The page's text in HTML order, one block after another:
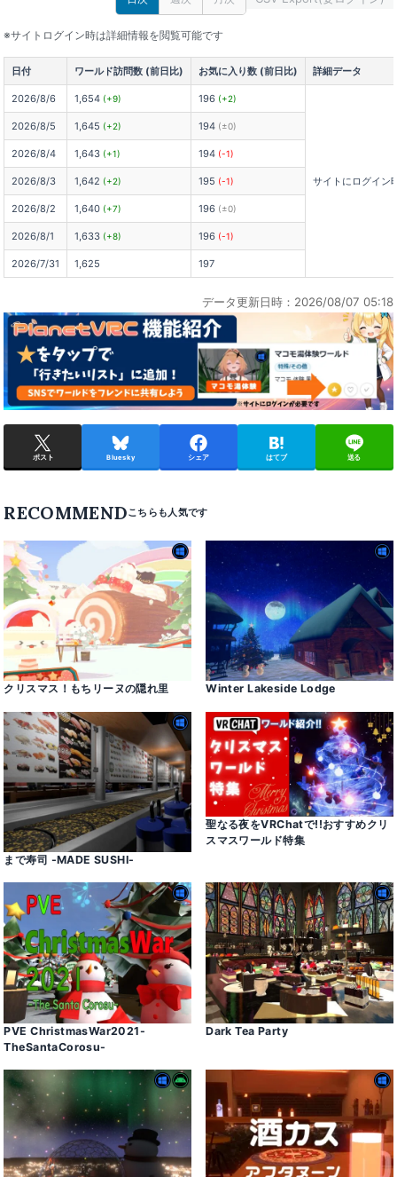
※サイトログイン時は詳細情報を閲覧可能です
日付 ワールド訪問数 (前日比) お気に入り数 (前日比) 詳細データ
2026/8/6 1,654 (+9) 196 (+2)
サイトにログイン
2026/8/5 1,645 (+2) 194 (±0)
2026/8/4 1,643 (+1) 194 (-1)
2026/8/3 1,642 (+2) 195 (-1)
2026/8/2 1,640 (+7) 196 (±0)
2026/8/1 1,633 (+8) 196 (-1)
2026/7/31 1,625 197
データ更新日時：2026/08/07 05:18
ポスト Bluesky シェア はてブ 送る
RECOMMEND
クリスマス！もちリーヌの隠れ里 Winter Lakeside Lodge
まで寿司 -MADE SUSHI-
聖なる夜をVRChatで!!おすすめクリ
スマスワールド特集
PVE ChristmasWar2021-
TheSantaCorosu-
Dark Tea Party